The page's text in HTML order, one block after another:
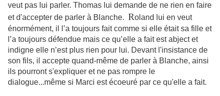
veut pas lui parler. Thomas lui demande de ne rien en faire
et d'accepter de parler à Blanche. Roland lui en veut
énormément, il l’a toujours fait comme si elle était sa fille et
l’a toujours défendue mais ce qu’elle a fait est abject et
indigne elle n’est plus rien pour lui. Devant l'insistance de
son fils, il accepte quand-même de parler à Blanche, ainsi
ils pourront s'expliquer et ne pas rompre le
dialogue...même si Marci est écoeuré par ce qu'elle a fait.